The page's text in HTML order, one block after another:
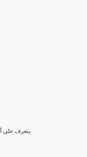
(3) يتعرف